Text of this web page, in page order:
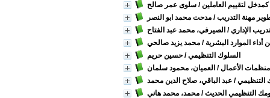
كمدخل لتقييم العاملين/ سلوى عمر صالح
مهنة التدريب/ مدحت محمد ابو النصر
الإداري/ الصيرفي، محمد عبد الفتاح
الموارد البشرية / محمد يزيد صالحي
السلوك التنظيمي/ حسين حريم
الأعمال/ العميان، محمود سلمان
التنظيمي/ عبد الباقي، صلاح الدين محمد
التنظيمي الحديث/ محمد، محمد هاني